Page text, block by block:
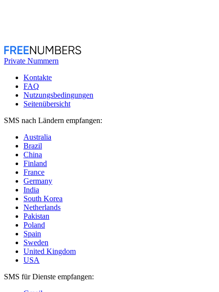
Private Nummern
Kontakte
FAQ
Nutzungsbedingungen
Seitenübersicht
SMS nach Ländern empfangen:
Australia
Brazil
China
Finland
France
Germany
India
South Korea
Netherlands
Pakistan
Poland
Spain
Sweden
United Kingdom
USA
SMS für Dienste empfangen: